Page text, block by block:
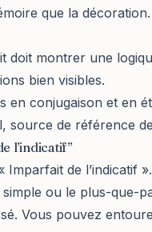
que la décoration.
doit montrer une
bien visibles.
en conjugaison et en
, source de référence
l’indicatif”
de l’indicatif
ou le plus-que-
Vous pouvez